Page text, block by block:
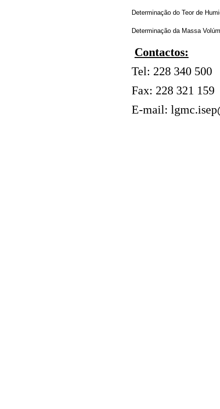
Determinação do Teor de
Determinação da Massa
Contactos:
Tel: 228 340 500
Fax: 228 321 159
E-mail: